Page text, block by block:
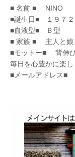
■ 名前 ■ NINO
■誕生日■ １９７２
■血液型■ Ｂ型
■ 家族 ■ 主人と娘
■モットー■ 背伸び
毎日を心豊かに楽し
■メールアドレス■